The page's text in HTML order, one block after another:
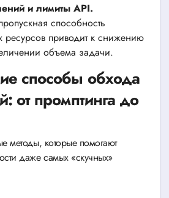
и лимиты API.
способность
ресурсов приводит к снижению
объема задачи.
способы обхода
от промптинга до
методы, которые помогают
даже самых «скучных»